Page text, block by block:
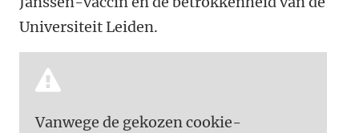
Universiteit Leiden.
Vanwege de gekozen cookie-